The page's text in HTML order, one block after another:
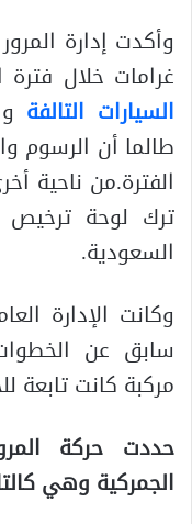
وأكدت إدارة
غرامات خلال فترة
السيارات التالفة
طالما أن الرسوم
الفترة.من ناحية
ترك لوحة ترخيص
السعودية.
وكانت الإدارة
سابق عن
مركبة كانت تابعة
الجمركية وهي